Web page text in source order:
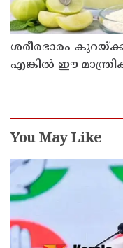
ശരീരഭാരം
എങ്കിൽ ഈ
You May Like